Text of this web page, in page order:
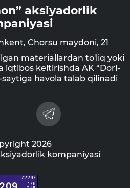
aksiyadorlik
Chorsu maydoni, 21
materiallardan to'liq yoki
iqtibos keltirishda AK “Dori-
havola talab qilinadi
2026
kompaniyasi